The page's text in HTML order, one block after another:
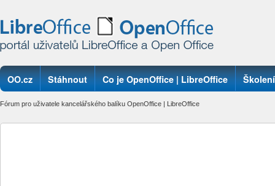
OO.cz Stáhnout Co je OpenOffice | LibreOffice Školení
Fórum pro uživatele kancelářského balíku OpenOffice | LibreOffice